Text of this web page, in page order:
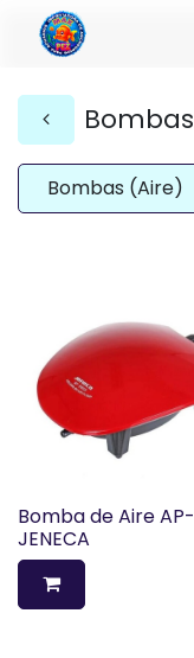
Bombas (Aire)
Bomba de Aire
JENECA